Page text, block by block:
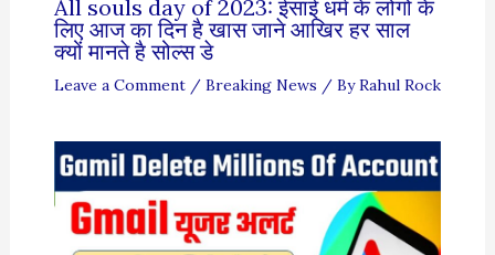
All souls day of 2023: ईसाई धर्म के लोगो के
लिए आज का दिन है खास जाने आखिर हर साल
क्यों मानते है सोल्स डे
Leave a Comment / Breaking News / ByRahul Rock